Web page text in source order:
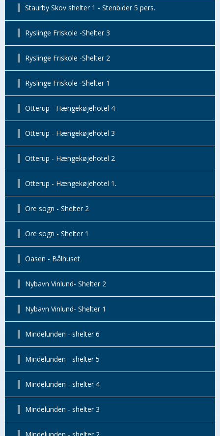
Staurby Skov shelter 1 - Stenbider 5 pers.
Ryslinge Friskole -Shelter 3
Ryslinge Friskole -Shelter 2
Ryslinge Friskole -Shelter 1
Otterup - Hængekøjehotel 4
Otterup - Hængekøjehotel 3
Otterup - Hængekøjehotel 2
Otterup - Hængekøjehotel 1.
Ore sogn - Shelter 2
Ore sogn - Shelter 1
Oasen - Bålhuset
Nybavn Vinlund- Shelter 2
Nybavn Vinlund- Shelter 1
Mindelunden - shelter 6
Mindelunden - shelter 5
Mindelunden - shelter 4
Mindelunden - shelter 3